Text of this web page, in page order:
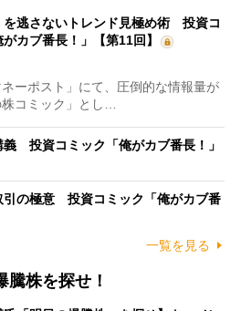
を逃さないトレンド見極め術 投資コ
がカブ番長！」【第11回】
ーポスト」にて、圧倒的な情報量が
コミック」とし…
投資コミック「俺がカブ番長！」
引の極意 投資コミック「俺がカブ番
一覧を見る
騰株を探せ！